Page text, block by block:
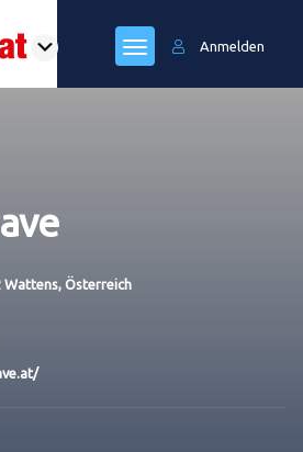
Anmelden
Wattens, Österreich